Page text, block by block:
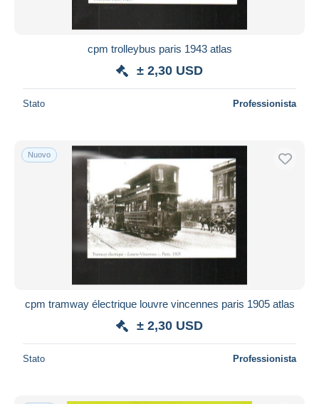
cpm trolleybus paris 1943 atlas
± 2,30 USD
Stato Professionista
Nuovo
cpm tramway électrique louvre vincennes paris 1905 atlas
± 2,30 USD
Stato Professionista